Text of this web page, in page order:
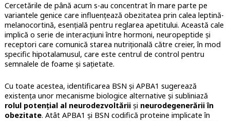
Cercetările de până acum s-au concentrat în mare parte pe
variantele genice care influențează obezitatea prin calea leptină-
melanocortină, esențială pentru reglarea apetitului. Această cale
implică o serie de interacțiuni între hormoni, neuropeptide și
receptori care comunică starea nutrițională către creier, în mod
specific hipotalamusul, care este centrul de control pentru
semnalele de foame și sațietate.
Cu toate acestea, identificarea BSN și APBA1 sugerează
existența unor mecanisme biologice alternative și subliniază
rolul potențial al neurodezvoltăriiși neurodegenerării în
obezitate. Atât APBA1 și BSN codifică proteine implicate în